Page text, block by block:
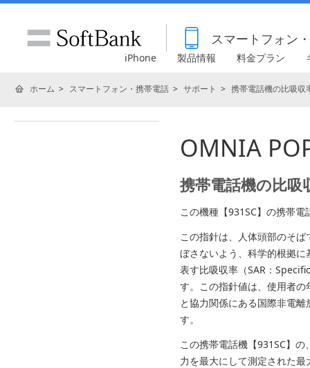
スマートフォン
iPhone 製品情報 料金プラン
ホーム スマートフォン・携帯電話 サポート 携帯電話機の比吸収
OMNIA
携帯電話機の比
この機種【931SC】の携帯
この指針は、人体頭部のそ
ぼさないよう、科学的根拠
表す比吸収率（SAR：
す。この指針値は、使用者
と協力関係にある国際非電
す。
この携帯電話機【931SC】の
力を最大にして測定された